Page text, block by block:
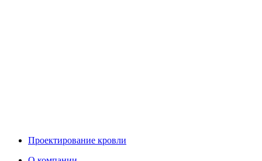
Проектирование кровли